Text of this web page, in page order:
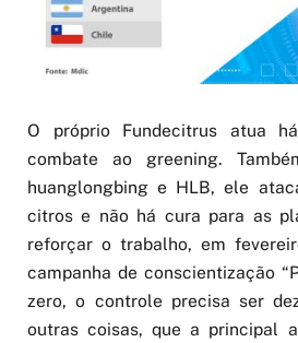
O próprio Fundecitrus atua
combate ao greening.
huanglongbing e HLB, ele
citros e não há cura para as
reforçar o trabalho, em
campanha de conscientização
zero, o controle precisa ser
outras coisas, que a principal